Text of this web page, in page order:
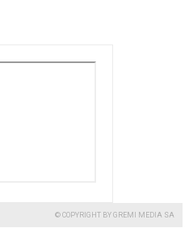
© COPYRIGHT BY GREMI MEDIA SA